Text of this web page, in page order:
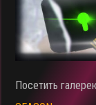
Посетить